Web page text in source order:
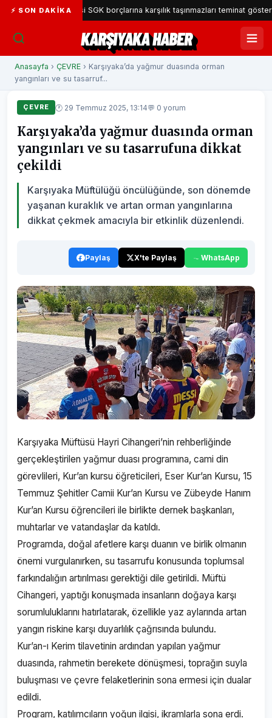
⚡ SON DAKIKA
Belediyesi SGK borçlarına karşılık taşınmazları teminat gösterecek
KARŞIYAKA HABER
Anasayfa › ÇEVRE › Karşıyaka’da yağmur duasında orman
yangınları ve su tasarruf...
ÇEVRE 🕐 29 Temmuz 2025, 13:14💬 0 yorum
Karşıyaka’da yağmur duasında orman
yangınları ve su tasarrufuna dikkat
çekildi
Karşıyaka Müftülüğü öncülüğünde, son dönemde
yaşanan kuraklık ve artan orman yangınlarına
dikkat çekmek amacıyla bir etkinlik düzenlendi.
Paylaş X'te Paylaş WhatsApp
Karşıyaka Müftüsü Hayri Cihangeri’nin rehberliğinde
gerçekleştirilen yağmur duası programına, cami din
görevlileri, Kur’an kursu öğreticileri, Eser Kur’an Kursu, 15
Temmuz Şehitler Camii Kur’an Kursu ve Zübeyde Hanım
Kur’an Kursu öğrencileri ile birlikte dernek başkanları,
muhtarlar ve vatandaşlar da katıldı.
Programda, doğal afetlere karşı duanın ve birlik olmanın
önemi vurgulanırken, su tasarrufu konusunda toplumsal
farkındalığın artırılması gerektiği dile getirildi. Müftü
Cihangeri, yaptığı konuşmada insanların doğaya karşı
sorumluluklarını hatırlatarak, özellikle yaz aylarında artan
yangın riskine karşı duyarlılık çağrısında bulundu.
Kur’an-ı Kerim tilavetinin ardından yapılan yağmur
duasında, rahmetin berekete dönüşmesi, toprağın suyla
buluşması ve çevre felaketlerinin sona ermesi için dualar
edildi.
Program, katılımcıların yoğun ilgisi, ikramlarla sona erdi.